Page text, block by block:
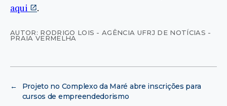
aqui
.
AUTOR: RODRIGO LOIS - AGÊNCIA UFRJ DE NOTÍCIAS -
PRAIA VERMELHA
←
Projeto no Complexo da Maré abre inscrições para
cursos de empreendedorismo